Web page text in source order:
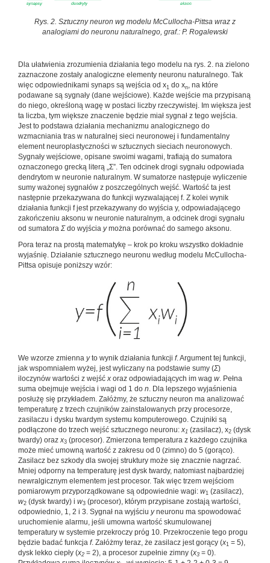
Rys. 2. Sztuczny neuron wg modelu McCullocha-Pittsa wraz z
analogiami do neuronu naturalnego, graf.: P. Rogalewski
Dla ułatwienia zrozumienia działania tego modelu na rys. 2. na zielono
zaznaczone zostały analogiczne elementy neuronu naturalnego. Tak
więc odpowiednikami synaps są wejścia od x1 do xn, na które
podawane są sygnały (dane wejściowe). Każde wejście ma przypisaną
do niego, określoną wagę w postaci liczby rzeczywistej. Im większa jest
ta liczba, tym większe znaczenie będzie miał sygnał z tego wejścia.
Jest to podstawa działania mechanizmu analogicznego do
wzmacniania tras w naturalnej sieci neuronowej i fundamentalny
element neuroplastyczności w sztucznych sieciach neuronowych.
Sygnały wejściowe, opisane swoimi wagami, trafiają do sumatora
oznaczonego grecką literą „Σ”. Ten odcinek drogi sygnału odpowiada
dendrytom w neuronie naturalnym. W sumatorze następuje wyliczenie
sumy ważonej sygnałów z poszczególnych wejść. Wartość ta jest
następnie przekazywana do funkcji wyzwalającej f. Z kolei wynik
działania funkcji f jest przekazywany do wyjścia y, odpowiadającego
zakończeniu aksonu w neuronie naturalnym, a odcinek drogi sygnału
od sumatora Σdo wyjścia ymożna porównać do samego aksonu.
Pora teraz na prostą matematykę – krok po kroku wszystko dokładnie
wyjaśnię. Działanie sztucznego neuronu według modelu McCullocha-
Pittsa opisuje poniższy wzór:
We wzorze zmienna yto wynik działania funkcji f. Argument tej funkcji,
jak wspomniałem wyżej, jest wyliczany na podstawie sumy (Σ)
iloczynów wartości z wejśćx oraz odpowiadających im wag w. Pełna
suma obejmuje wejścia i wagi od 1 do n. Dla lepszego wyjaśnienia
posłużę się przykładem. Załóżmy, że sztuczny neuron ma analizować
temperaturę z trzech czujników zainstalowanych przy procesorze,
zasilaczu i dysku twardym systemu komputerowego. Czujniki są
podłączone do trzech wejść sztucznego neuronu:x1 (zasilacz), x2 (dysk
twardy) orazx3 (procesor). Zmierzona temperatura z każdego czujnika
może mieć umowną wartość z zakresu od 0 (zimno) do 5 (gorąco).
Zasilacz bez szkody dla swojej struktury może się znacznie nagrzać.
Mniej odporny na temperaturę jest dysk twardy, natomiast najbardziej
newralgicznym elementem jest procesor. Tak więc trzem wejściom
pomiarowym przyporządkowane są odpowiednie wagi: w1 (zasilacz),
w2 (dysk twardy) i w3 (procesor), którym przypisane zostają wartości,
odpowiednio, 1, 2 i 3. Sygnał na wyjściu yneuronu ma spowodować
uruchomienie alarmu, jeśli umowna wartość skumulowanej
temperatury w systemie przekroczy próg 10. Przekroczenie tego progu
będzie badać funkcja f. Załóżmy teraz, że zasilacz jest gorący (x1 = 5),
dysk lekko ciepły (x2 = 2), a procesor zupełnie zimny (x3 = 0).